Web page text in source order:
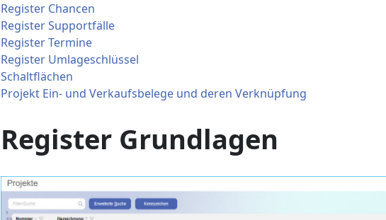
Register Chancen
Register Supportfälle
Register Termine
Register Umlageschlüssel
Schaltflächen
Projekt Ein- und Verkaufsbelege und deren Verknüpfung
Register Grundlagen